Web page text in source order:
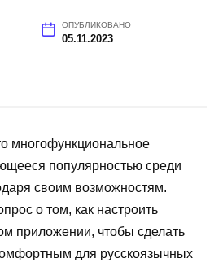
ОПУБЛИКОВАНО
05.11.2023
многофункциональное
популярностью среди
своим возможностям.
о том, как настроить
приложении, чтобы сделать
для русскоязычных